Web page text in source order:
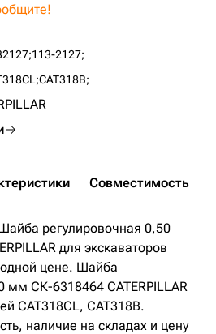
113-2127;
CAT318B;
Совместимость
регулировочная 0,50
для экскаваторов
цене. Шайба
мм СК-6318464 CATERPILLAR
CAT318CL, CAT318B.
наличие на складах и цену